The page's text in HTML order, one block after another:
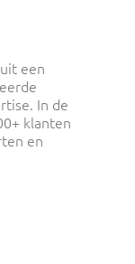
een
In de
klanten
en